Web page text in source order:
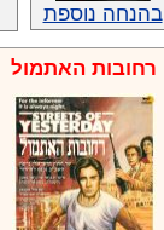
בהנחה נוספת
רחובות האתמול